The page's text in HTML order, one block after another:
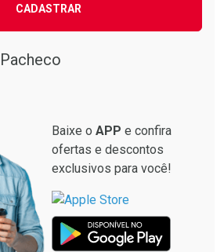
CADASTRAR
Baixe o APP e confira
ofertas e descontos
exclusivos para você!